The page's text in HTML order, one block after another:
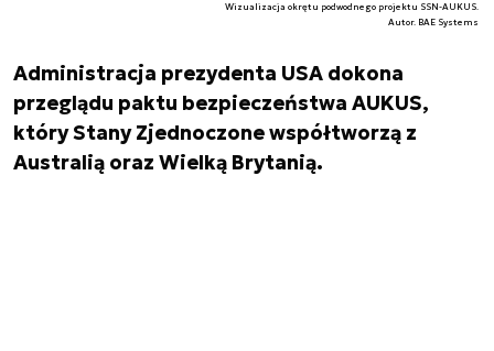
Wizualizacja okrętu podwodnego projektu SSN-AUKUS.
Autor. BAE Systems
Administracja prezydenta USA dokona
przeglądu paktu bezpieczeństwa AUKUS,
który Stany Zjednoczone współtworzą z
Australią oraz Wielką Brytanią.